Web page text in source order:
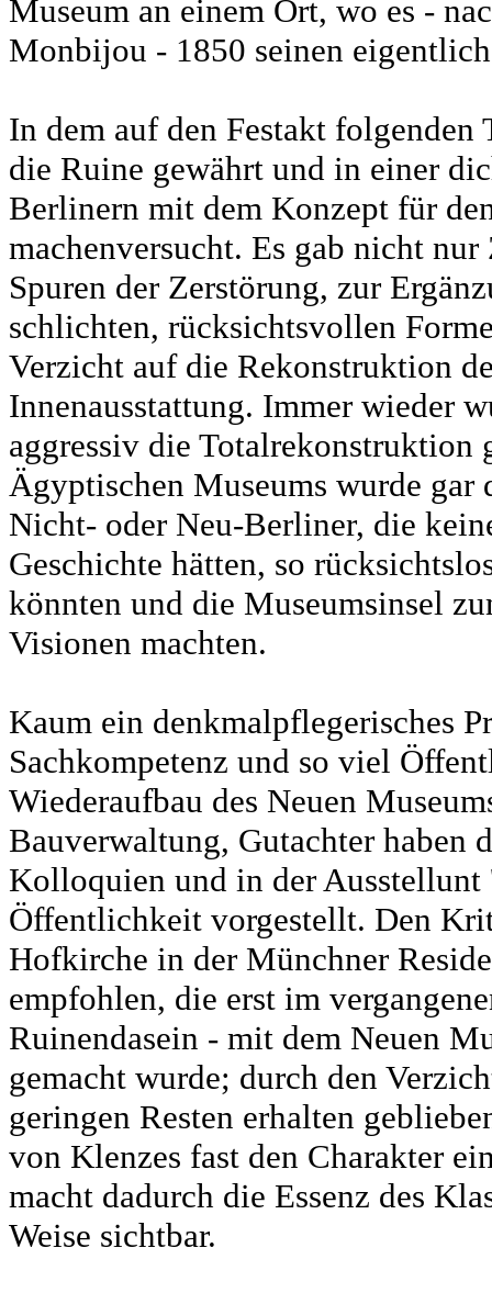
Museum an einem Ort, wo es -
Monbijou - 1850 seinen
In dem auf den Festakt
die Ruine gewährt und in einer
Berlinern mit dem Konzept für
machenversucht. Es gab nicht
Spuren der Zerstörung, zur
schlichten, rücksichtsvollen
Verzicht auf die Rekonstruktion
Innenausstattung. Immer wieder
aggressiv die
Ägyptischen Museums wurde
Nicht- oder Neu-Berliner, die
Geschichte hätten, so
könnten und die Museumsinsel
Visionen machten.
Kaum ein denkmalpflegerisches
Sachkompetenz und so viel
Wiederaufbau des Neuen
Bauverwaltung, Gutachter haben
Kolloquien und in der Ausstellunt
Öffentlichkeit vorgestellt. Den
Hofkirche in der Münchner
empfohlen, die erst im
Ruinendasein - mit dem Neuen
gemacht wurde; durch den
geringen Resten erhalten
von Klenzes fast den Charakter
macht dadurch die Essenz des
Weise sichtbar.